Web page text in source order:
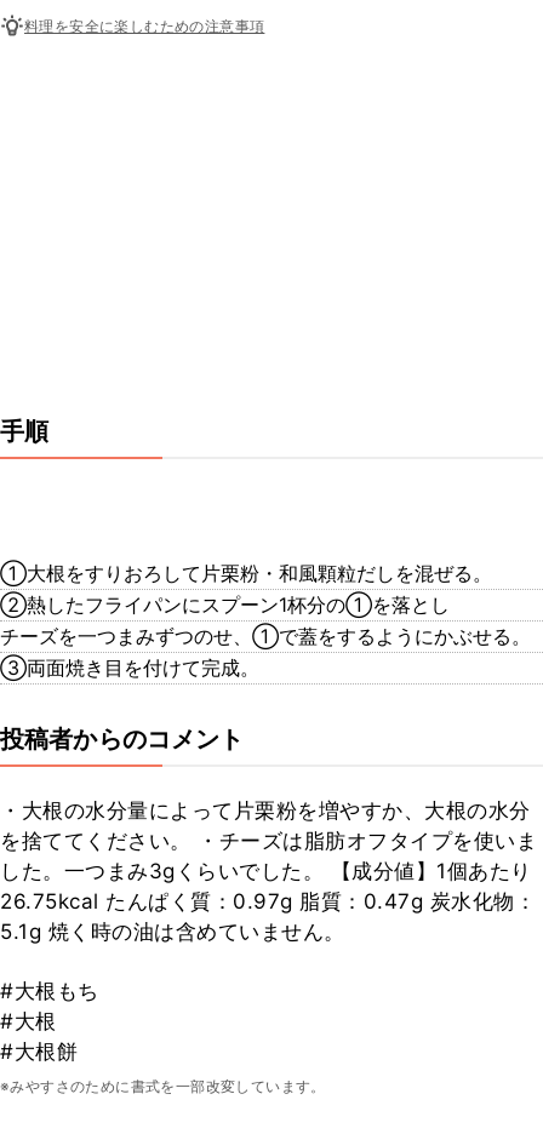
料理を安全に楽しむための注意事項
手順
①大根をすりおろして片栗粉・和風顆粒だしを混ぜる。
②熱したフライパンにスプーン1杯分の①を落とし
チーズを一つまみずつのせ、①で蓋をするようにかぶせる。
③両面焼き目を付けて完成。
投稿者からのコメント
・大根の水分量によって片栗粉を増やすか、大根の水分
を捨ててください。 ・チーズは脂肪オフタイプを使いま
した。一つまみ3gくらいでした。 【成分値】1個あたり
26.75kcal たんぱく質：0.97g 脂質：0.47g 炭水化物：
5.1g 焼く時の油は含めていません。
#大根もち
#大根
#大根餅
※みやすさのために書式を一部改変しています。